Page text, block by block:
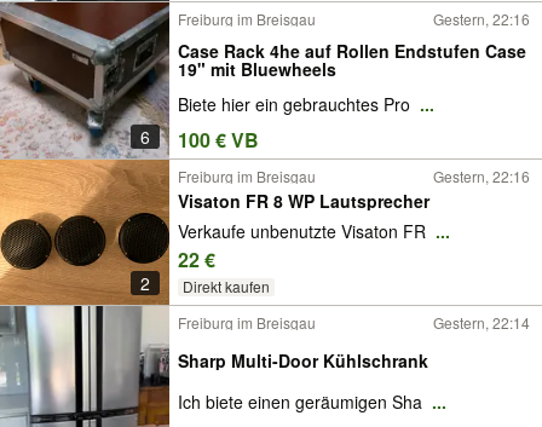
6
Freiburg im Breisgau Gestern, 22:16
Case Rack 4he auf Rollen Endstufen Case
19" mit Bluewheels
Biete hier ein gebrauchtes Pro ...
100 € VB
2
Freiburg im Breisgau Gestern, 22:16
Visaton FR 8 WP Lautsprecher
Verkaufe unbenutzte Visaton FR ...
22 €
Direkt kaufen
Freiburg im Breisgau Gestern, 22:14
Sharp Multi-Door Kühlschrank
Ich biete einen geräumigen Sha ...